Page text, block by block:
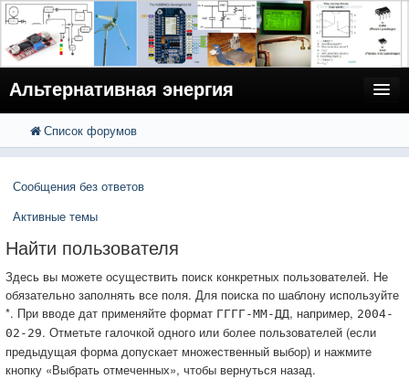
Альтернативная энергия
FAQ
Вход
Расширенный поиск
Список форумов
Сообщения без ответов
Активные темы
Найти пользователя
Здесь вы можете осуществить поиск конкретных пользователей. Не
обязательно заполнять все поля. Для поиска по шаблону используйте
*. При вводе дат применяйте формат ГГГГ-ММ-ДД, например, 2004-
02-29. Отметьте галочкой одного или более пользователей (если
предыдущая форма допускает множественный выбор) и нажмите
кнопку «Выбрать отмеченных», чтобы вернуться назад.